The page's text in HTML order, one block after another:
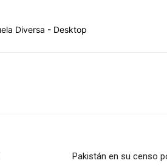
Pakistán en su censo